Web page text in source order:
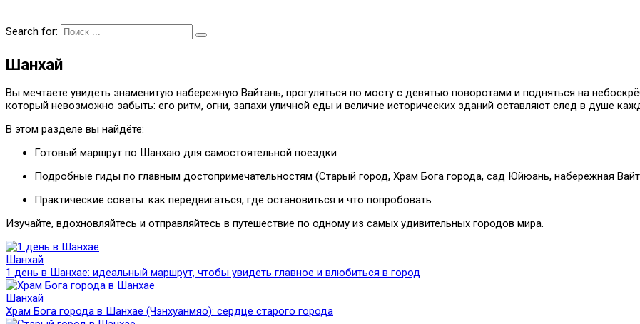
Search for:
Шанхай
Вы мечтаете увидеть знаменитую набережную Вайтань, прогуляться по мосту с девятью поворотами и подняться на
который невозможно забыть: его ритм, огни, запахи уличной еды и величие исторических зданий оставляют след в душе
В этом разделе вы найдёте:
Готовый маршрут по Шанхаю для самостоятельной поездки
Подробные гиды по главным достопримечательностям (Старый город, Храм Бога города, сад Юйюань, набережная
Практические советы: как передвигаться, где остановиться и что попробовать
Изучайте, вдохновляйтесь и отправляйтесь в путешествие по одному из самых удивительных городов мира.
Шанхай
1 день в Шанхае: идеальный маршрут, чтобы увидеть главное и влюбиться в город
Шанхай
Храм Бога города в Шанхае (Чэнхуанмяо): сердце старого города